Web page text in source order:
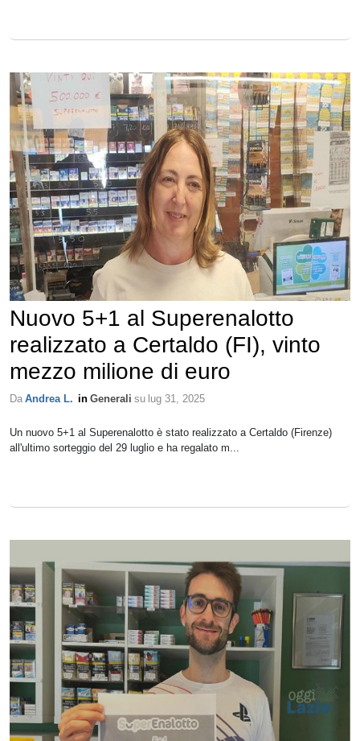
Nuovo 5+1 al Superenalotto
realizzato a Certaldo (FI), vinto
mezzo milione di euro
Da Andrea L. in Generali su lug 31, 2025
Un nuovo 5+1 al Superenalotto è stato realizzato a Certaldo (Firenze)
all'ultimo sorteggio del 29 luglio e ha regalato m...